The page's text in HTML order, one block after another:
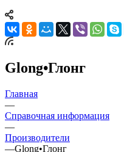
Glong•Глонг
Главная
—
Справочная информация
—
Производители
—Glong•Глонг